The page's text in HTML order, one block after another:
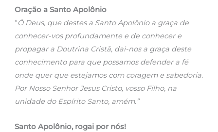
Oração a Santo Apolônio
“Ó Deus, que destes a Santo Apolônio a graça de
conhecer-vos profundamente e de conhecer e
propagar a Doutrina Cristã, dai-nos a graça deste
conhecimento para que possamos defender a fé
onde quer que estejamos com coragem e sabedoria.
Por Nosso Senhor Jesus Cristo, vosso Filho, na
unidade do Espírito Santo, amém.”
Santo Apolônio, rogai por nós!